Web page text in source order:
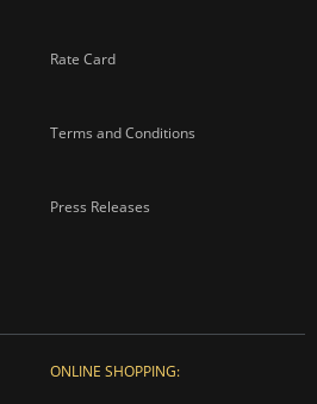
Rate Card
Terms and Conditions
Press Releases
ONLINE SHOPPING: